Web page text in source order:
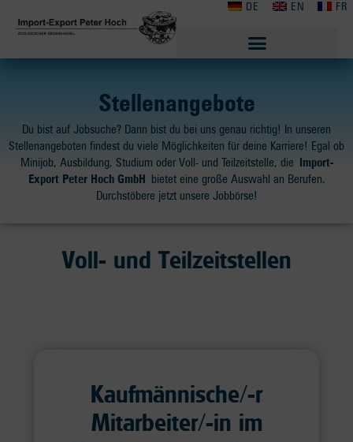
DE EN FR
Stellenangebote
Du bist auf Jobsuche? Dann bist du bei uns genau richtig! In unseren
Stellenangeboten findest du viele Möglichkeiten für deine Karriere! Egal ob
Minijob, Ausbildung, Studium oder Voll- und Teilzeitstelle, die Import-
Export Peter Hoch GmbH bietet eine große Auswahl an Berufen.
Durchstöbere jetzt unsere Jobbörse!
Voll- und Teilzeitstellen
Kaufmännische/-r
Mitarbeiter/-in im